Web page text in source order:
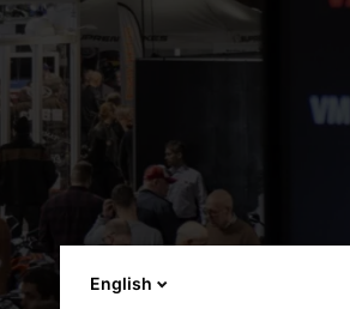
English